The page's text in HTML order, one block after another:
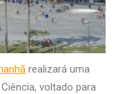
realizará uma
voltado para